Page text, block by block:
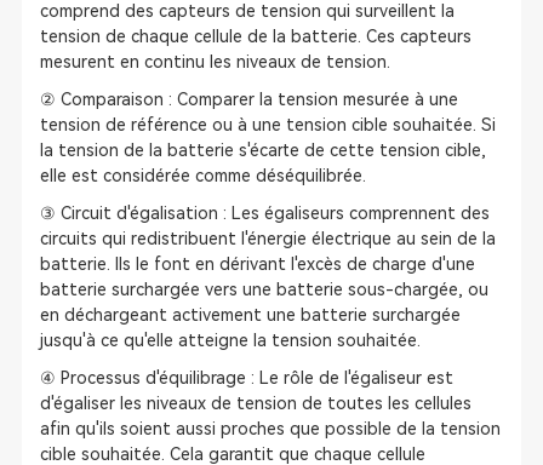
comprend des capteurs de tension qui surveillent la
tension de chaque cellule de la batterie. Ces capteurs
mesurent en continu les niveaux de tension.
② Comparaison : Comparer la tension mesurée à une
tension de référence ou à une tension cible souhaitée. Si
la tension de la batterie s'écarte de cette tension cible,
elle est considérée comme déséquilibrée.
③ Circuit d'égalisation : Les égaliseurs comprennent des
circuits qui redistribuent l'énergie électrique au sein de la
batterie. Ils le font en dérivant l'excès de charge d'une
batterie surchargée vers une batterie sous-chargée, ou
en déchargeant activement une batterie surchargée
jusqu'à ce qu'elle atteigne la tension souhaitée.
④ Processus d'équilibrage : Le rôle de l'égaliseur est
d'égaliser les niveaux de tension de toutes les cellules
afin qu'ils soient aussi proches que possible de la tension
cible souhaitée. Cela garantit que chaque cellule